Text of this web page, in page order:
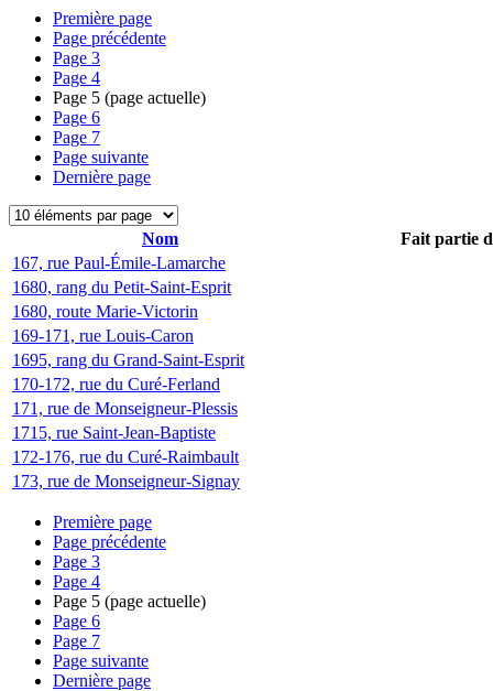
Première page
Page précédente
Page 3
Page 4
Page 5 (page actuelle)
Page 6
Page 7
Page suivante
Dernière page
Nom
Fait partie
167, rue Paul-Émile-Lamarche
1680, rang du Petit-Saint-Esprit
1680, route Marie-Victorin
169-171, rue Louis-Caron
1695, rang du Grand-Saint-Esprit
170-172, rue du Curé-Ferland
171, rue de Monseigneur-Plessis
1715, rue Saint-Jean-Baptiste
172-176, rue du Curé-Raimbault
173, rue de Monseigneur-Signay
Première page
Page précédente
Page 3
Page 4
Page 5 (page actuelle)
Page 6
Page 7
Page suivante
Dernière page